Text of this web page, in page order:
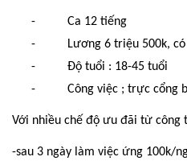
-
Ca 12 tiếng
-
Lương 6 triệu 500k,
-
Độ tuổi : 18-45 tuổi
-
Công việc ; trực cổng
Với nhiều chế độ ưu đãi từ công
-sau 3 ngày làm việc ứng 100k/